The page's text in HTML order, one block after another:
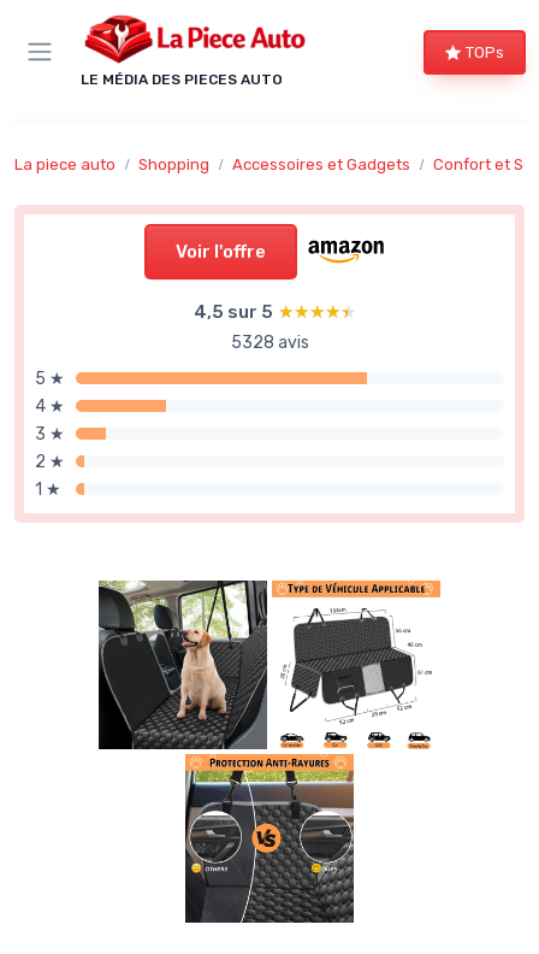
LE MÉDIA DES PIECES AUTO
TOPs
La piece auto Shopping Accessoires et Gadgets Confort et
Voir l'offre
4,5 sur 5 ★★★★★
★★★★★
5328 avis
5 ★
4 ★
3 ★
2 ★
1 ★
Panneau de gestion des cookies